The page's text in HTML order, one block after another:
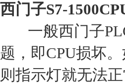
西门子S7-
一般西门子
题，即CPU损坏
则指示灯就无法